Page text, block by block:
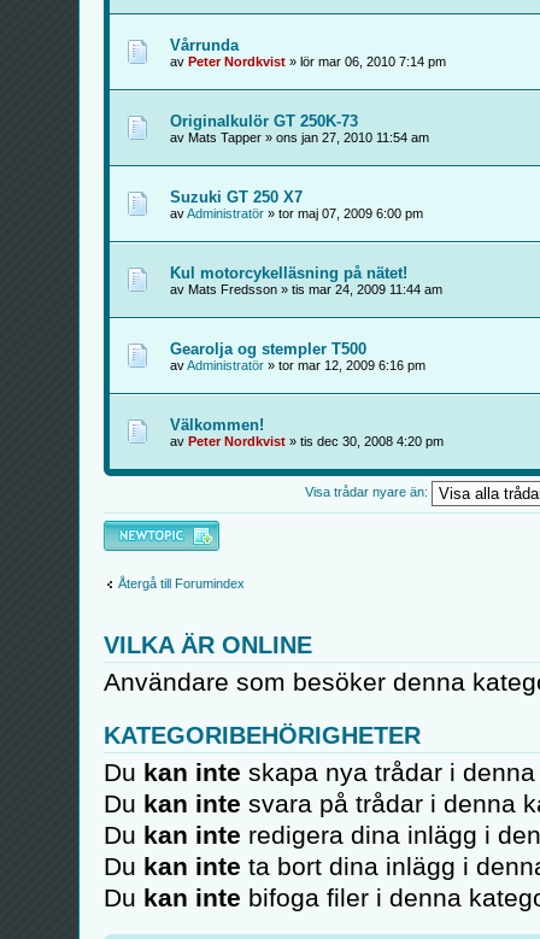
Vårrunda
av Peter Nordkvist » lör mar 06, 2010 7:14 pm
Originalkulör GT 250K-73
av Mats Tapper » ons jan 27, 2010 11:54 am
Suzuki GT 250 X7
avAdministratör » tor maj 07, 2009 6:00 pm
Kul motorcykelläsning på nätet!
av Mats Fredsson » tis mar 24, 2009 11:44 am
Gearolja og stempler T500
avAdministratör » tor mar 12, 2009 6:16 pm
Välkommen!
av Peter Nordkvist » tis dec 30, 2008 4:20 pm
Visa trådar nyare än:
Skapa en ny tråd
Återgå till Forumindex
VILKA ÄR ONLINE
Användare som besöker denna
KATEGORIBEHÖRIGHETER
Du kan inte skapa nya trådar i
Du kan inte svara på trådar i denna
Du kan inte redigera dina inlägg i
Du kan inte ta bort dina inlägg i
Du kan inte bifoga filer i denna